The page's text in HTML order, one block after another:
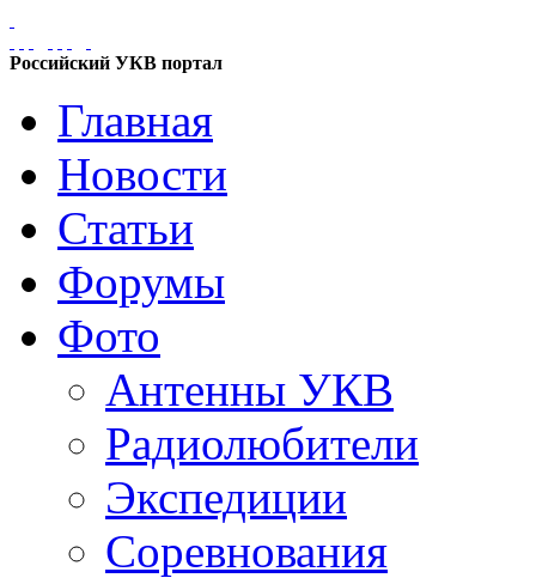
Российский УКВ портал
Главная
Новости
Статьи
Форумы
Фото
Антенны УКВ
Радиолюбители
Экспедиции
Соревнования